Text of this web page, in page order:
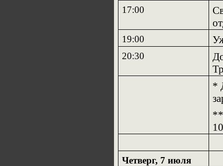
17:00
19:00
20:30
*
**
Четверг, 7 июля